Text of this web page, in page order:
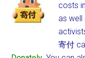
costs
as
寄付